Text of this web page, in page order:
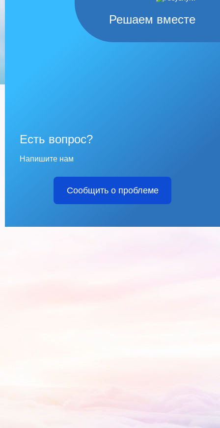
Решаем вместе
Есть вопрос?
Напишите нам
Сообщить о проблеме